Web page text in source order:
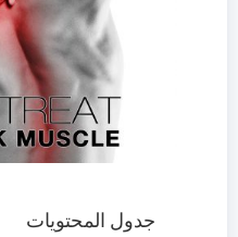
جدول المحتويات